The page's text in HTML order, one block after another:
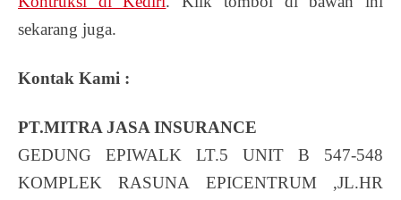
sekarang juga.
Kontak Kami :
PT.MITRA JASA INSURANCE
GEDUNG EPIWALK LT.5 UNIT B 547-548
KOMPLEK RASUNA EPICENTRUM ,JL.HR